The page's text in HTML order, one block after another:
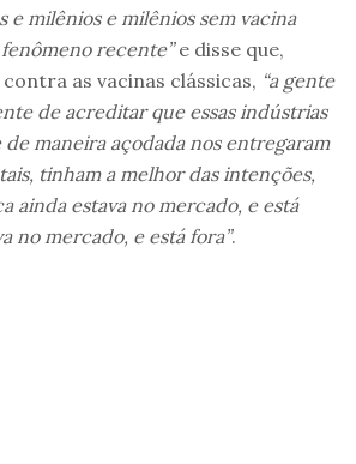
e milênios e milênios sem vacina
fenômeno recente”e disse que,
as vacinas clássicas, “a gente
de acreditar que essas indústrias
maneira açodada nos entregaram
tinham a melhor das intenções,
ainda estava no mercado, e está
no mercado, e está fora”.